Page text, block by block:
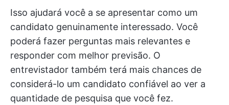
Isso ajudará você a se apresentar como um
candidato genuinamente interessado. Você
poderá fazer perguntas mais relevantes e
responder com melhor previsão. O
entrevistador também terá mais chances de
considerá-lo um candidato confiável ao ver a
quantidade de pesquisa que você fez.